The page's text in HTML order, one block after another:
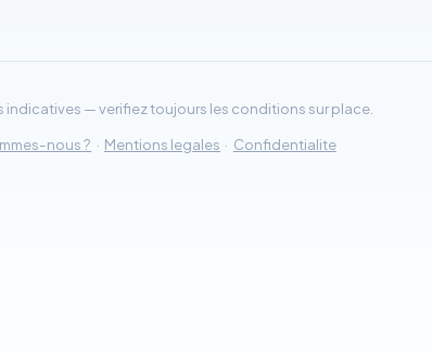
indicatives — verifiez toujours les conditions sur place.
nous ? · Mentions legales · Confidentialite